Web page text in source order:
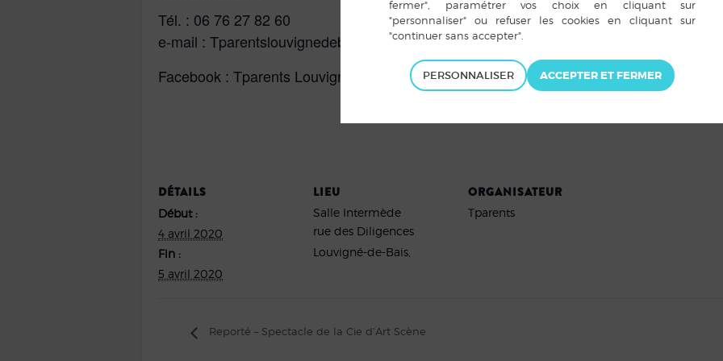
Tél. : 06 76 27 82 60
e-mail : Tparentslouvignedebais@gmail.com
Facebook : Tparents Louvigné de Bais
DÉTAILS
Début :
4 avril 2020
Fin :
5 avril 2020
LIEU
Salle Intermède
rue des Diligences
Louvigné-de-Bais
ORGANISATEUR
Tparents
Reporté – Spectacle de la Cie d’Art Scène
PERSONNALISER